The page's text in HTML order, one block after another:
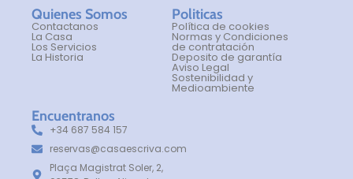
Quienes Somos
Contactanos
La Casa
Los Servicios
La Historia
Politicas
Política de cookies
Normas y Condiciones
de contratación
Deposito de garantía
Aviso Legal
Sostenibilidad y
Medioambiente
Encuentranos
+34 687 584 157
reservas@casaescriva.com
Plaça Magistrat Soler, 2,